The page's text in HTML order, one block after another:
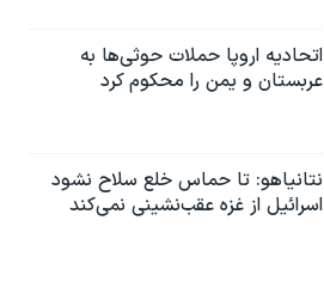
اتحادیه اروپا حملات حوثی‌ها به
عربستان و یمن را محکوم کرد
نتانیاهو: تا حماس خلع سلاح نشود
اسرائیل از غزه عقب‌نشینی نمی‌کند